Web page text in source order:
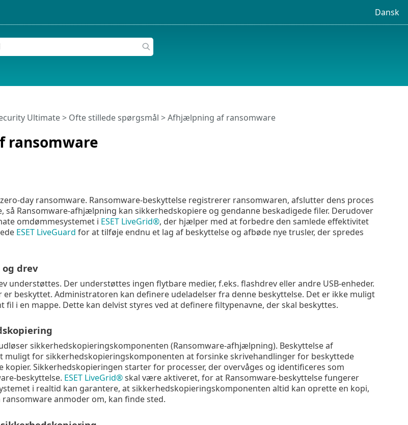
Dansk
Ultimate> Ofte stillede spørgsmål > Afhjælpning af ransomware
day ransomware. Ransomware-beskyttelse registrerer ransomwaren, afslutter dens proces
Ransomware-afhjælpning kan sikkerhedskopiere og gendanne beskadigede filer. Derudover
omdømmesystemet i ESET LiveGrid®, der hjælper med at forbedre den samlede effektivitet
ESET LiveGuard for at tilføje endnu et lag af beskyttelse og afbøde nye trusler, der spredes
drev
understøttes. Der understøttes ingen flytbare medier, f.eks. flashdrev eller andre USB-enheder.
er beskyttet. Administratoren kan definere udeladelser fra denne beskyttelse. Det er ikke muligt
fil i en mappe. Dette kan delvist styres ved at definere filtypenavne, der skal beskyttes.
sikkerhedskopieringskomponenten (Ransomware-afhjælpning). Beskyttelse af
muligt for sikkerhedskopieringskomponenten at forsinke skrivehandlinger for beskyttede
Sikkerhedskopieringen starter for processer, der overvåges og identificeres som
beskyttelse. ESET LiveGrid®skal være aktiveret, for at Ransomware-beskyttelse fungerer
i realtid kan garantere, at sikkerhedskopieringskomponenten altid kan oprette en kopi,
anmoder om, kan finde sted.